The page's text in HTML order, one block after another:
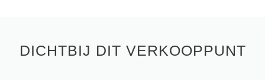
DICHTBIJ DIT VERKOOPPUNT